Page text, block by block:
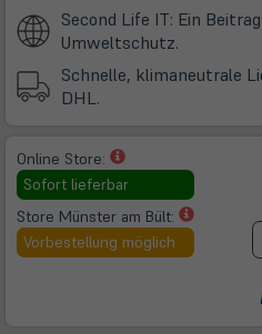
Second Life IT: Ein
Umweltschutz.
Schnelle, klimaneutrale
DHL.
Online Store:
(öffnet
in
neuem
Tab)
Sofort lieferbar
Store Münster am Bült:
(öffnet
in
neuem
Vorbestellung möglich